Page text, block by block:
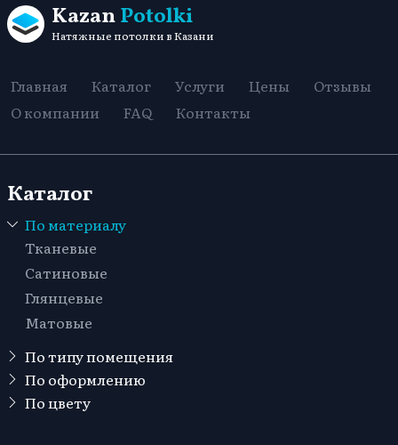
KazanPotolki
Натяжные потолки в Казани
Главная Каталог Услуги Цены
Отзывы
О компании
FAQ Контакты
Каталог
По материалу
Тканевые
Сатиновые
Глянцевые
Матовые
По типу помещения
В детскую
Для офиса
По оформлению
Кривые линии
По цвету